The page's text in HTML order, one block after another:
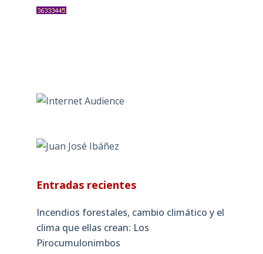
Entradas recientes
Incendios forestales, cambio climático y el
clima que ellas crean: Los
Pirocumulonimbos